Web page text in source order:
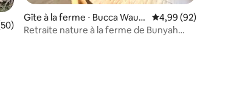
moyenne sur la base de 50 commentaires : 4,9 sur 5
Gîte à la ferme ⋅ Bucca Wauk
a
Évaluation moyenne
4,99 (92)
Retraite nature à la ferme de Bunyah